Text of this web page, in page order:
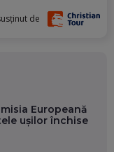
de
Europeană
ușilor închise